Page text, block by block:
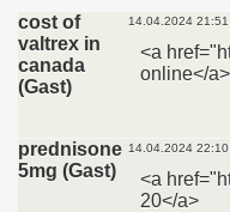
cost of
valtrex in
canada
(Gast)
14.04.2024 21:51
<a
online</a>
prednisone
5mg (Gast)
14.04.2024 22:10
<a
20</a>